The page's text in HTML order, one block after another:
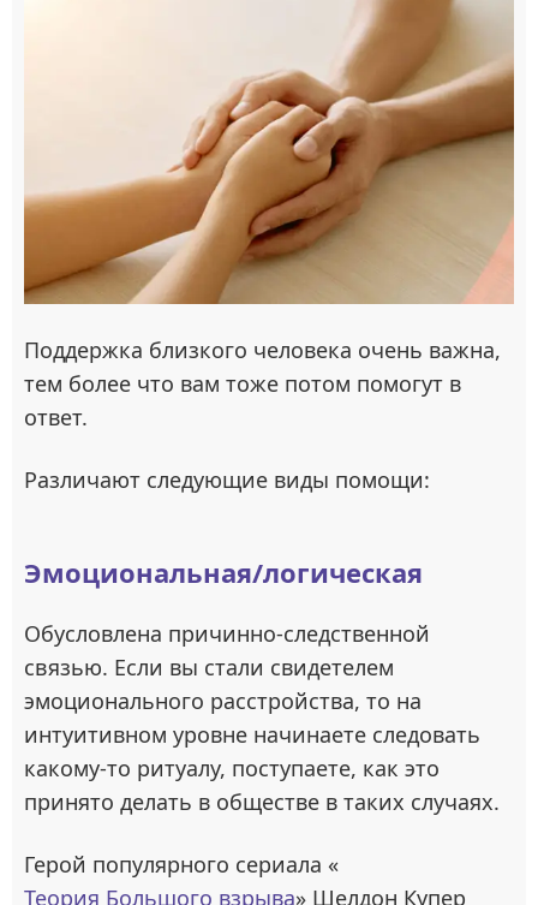
Поддержка близкого человека очень важна,
тем более что вам тоже потом помогут в
ответ.
Различают следующие виды помощи:
Эмоциональная/логическая
Обусловлена причинно-следственной
связью. Если вы стали свидетелем
эмоционального расстройства, то на
интуитивном уровне начинаете следовать
какому-то ритуалу, поступаете, как это
принято делать в обществе в таких случаях.
Герой популярного сериала «
Теория Большого взрыва» Шелдон Купер